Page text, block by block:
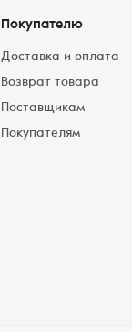
Покупателю
Доставка и оплата
Возврат товара
Поставщикам
Покупателям